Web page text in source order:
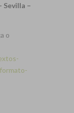
Sevilla –
o